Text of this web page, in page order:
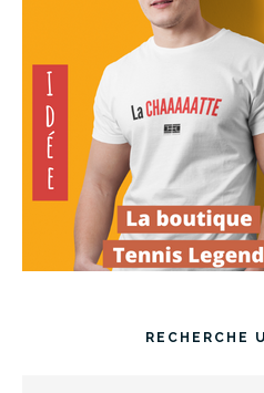
RECHERCHE